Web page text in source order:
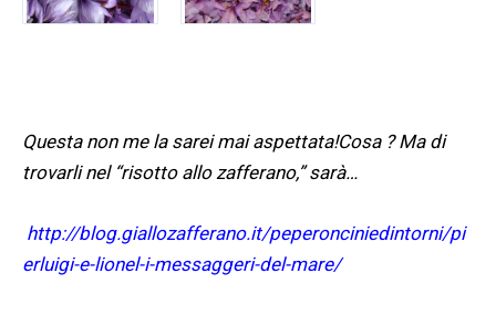
Questa non me la sarei mai aspettata!Cosa ? Ma di
trovarli nel “risotto allo zafferano,” sarà…
http://blog.giallozafferano.it/peperonciniedintorni/pi
erluigi-e-lionel-i-messaggeri-del-mare/